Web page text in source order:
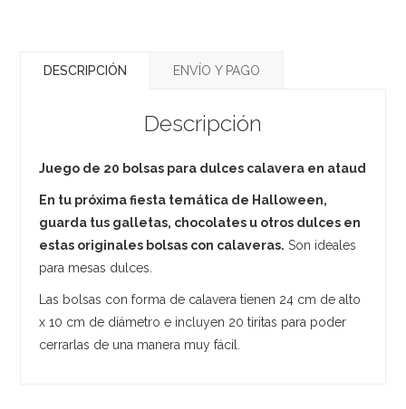
DESCRIPCIÓN ENVÍO Y PAGO
Descripción
Juego de 20 bolsas para dulces calavera en ataud
En tu próxima fiesta temática de Halloween,
guarda tus galletas, chocolates u otros dulces en
estas originales bolsas con calaveras. Son ideales
para mesas dulces.
Las bolsas con forma de calavera tienen 24 cm de alto
x 10 cm de diámetro e incluyen 20 tiritas para poder
cerrarlas de una manera muy fácil.